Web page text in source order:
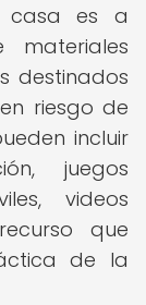
casa es a
destinados
riesgo de
incluir
juegos
videos
que
de la